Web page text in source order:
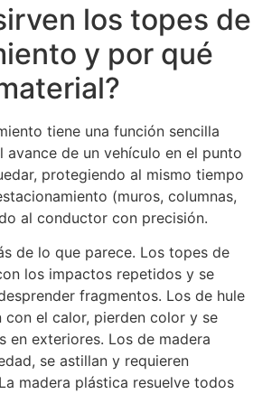
los topes de
y por qué
tiene una función sencilla
de un vehículo en el punto
protegiendo al mismo tiempo
(muros, columnas,
al conductor con precisión.
de lo que parece. Los topes de
los impactos repetidos y se
fragmentos. Los de hule
el calor, pierden color y se
en exteriores. Los de madera
se astillan y requieren
madera plástica resuelve todos